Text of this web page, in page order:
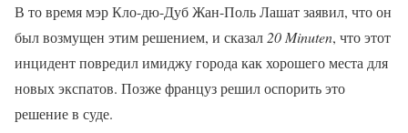
В то время мэр Кло-дю-Дуб Жан-Поль Лашат заявил, что он
был возмущен этим решением, и сказал 20 Minuten, что этот
инцидент повредил имиджу города как хорошего места для
новых экспатов. Позже француз решил оспорить это
решение в суде.